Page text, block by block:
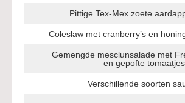
Pittige Tex-Mex zoete
Coleslaw met cranberry’s en
Gemengde mesclunsalade met
en gepofte tomaatjes
Verschillende soorten